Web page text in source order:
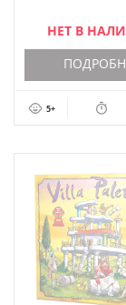
НЕТ В
5+